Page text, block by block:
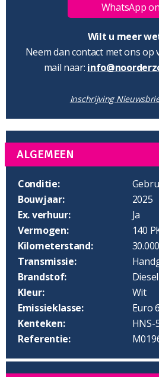
WhatsApp
Wilt u meer
Neem dan contact met ons op
mail naar:
Inschrijving
ALGEMEEN
Conditie:
Bouwjaar:
2025
Ex. verhuur:
Ja
Vermogen:
140
Kilometerstand:
Transmissie:
Brandstof:
Diesel
Kleur:
Wit
Emissieklasse:
Euro 6
Kenteken:
HNS-
Referentie: